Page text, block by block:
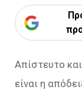
Απίστευτο
είναι η